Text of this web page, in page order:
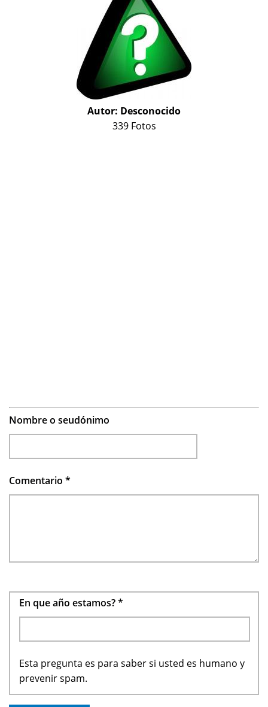
Autor: Desconocido
339 Fotos
Nombre o seudónimo
Comentario *
En que año estamos?*
Esta pregunta es para saber si usted es humano y
prevenir spam.